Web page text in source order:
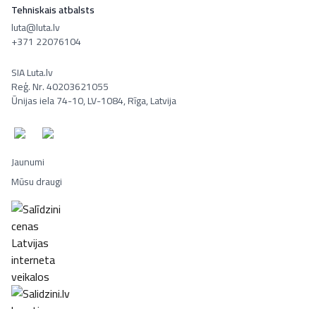
Tehniskais atbalsts
luta@luta.lv
+371 22076104
SIA Luta.lv
Reģ. Nr. 40203621055
Ūnijas iela 74-10, LV-1084, Rīga, Latvija
Jaunumi
Mūsu draugi